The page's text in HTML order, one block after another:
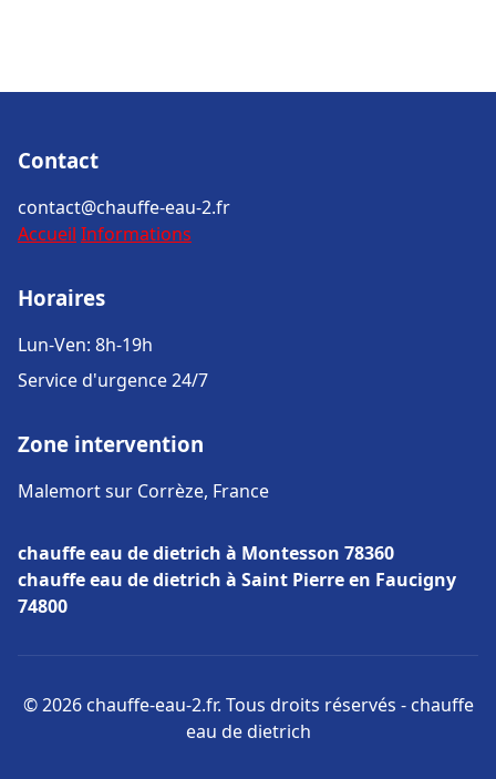
Contact
contact@chauffe-eau-2.fr
Accueil Informations
Horaires
Lun-Ven: 8h-19h
Service d'urgence 24/7
Zone intervention
Malemort sur Corrèze, France
chauffe eau de dietrich à Montesson 78360
chauffe eau de dietrich à Saint Pierre en Faucigny
74800
© 2026 chauffe-eau-2.fr. Tous droits réservés - chauffe
eau de dietrich